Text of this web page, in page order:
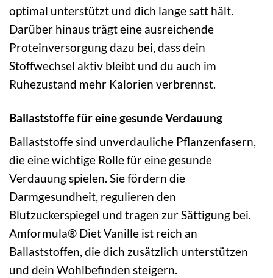
optimal unterstützt und dich lange satt hält.
Darüber hinaus trägt eine ausreichende
Proteinversorgung dazu bei, dass dein
Stoffwechsel aktiv bleibt und du auch im
Ruhezustand mehr Kalorien verbrennst.
Ballaststoffe für eine gesunde Verdauung
Ballaststoffe sind unverdauliche Pflanzenfasern,
die eine wichtige Rolle für eine gesunde
Verdauung spielen. Sie fördern die
Darmgesundheit, regulieren den
Blutzuckerspiegel und tragen zur Sättigung bei.
Amformula® Diet Vanille ist reich an
Ballaststoffen, die dich zusätzlich unterstützen
und dein Wohlbefinden steigern.